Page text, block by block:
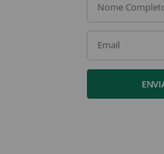
Nome
Email